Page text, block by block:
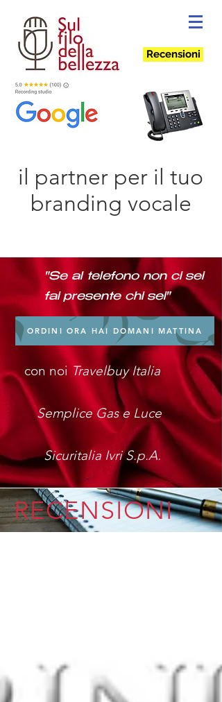
Recensioni
il partner per il tuo
branding vocale
con noiTravelbuy Italia
Semplice Gas e Luce
Sicuritalia Ivri S.p.A.
"Se al telefono non ci sei
fai presente chi sei"
ORDINI ORA HAI DOMANI MATTINA
RECENSIONI